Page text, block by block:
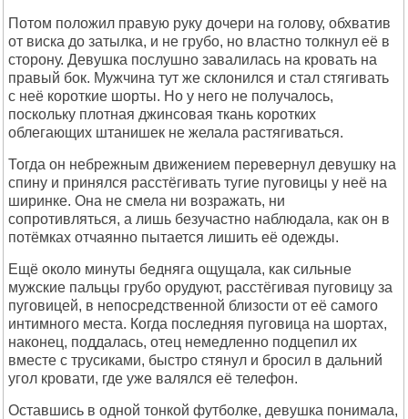
Потом положил правую руку дочери на голову, обхватив
от виска до затылка, и не грубо, но властно толкнул её в
сторону. Девушка послушно завалилась на кровать на
правый бок. Мужчина тут же склонился и стал стягивать
с неё короткие шорты. Но у него не получалось,
поскольку плотная джинсовая ткань коротких
облегающих штанишек не желала растягиваться.
Тогда он небрежным движением перевернул девушку на
спину и принялся расстёгивать тугие пуговицы у неё на
ширинке. Она не смела ни возражать, ни
сопротивляться, а лишь безучастно наблюдала, как он в
потёмках отчаянно пытается лишить её одежды.
Ещё около минуты бедняга ощущала, как сильные
мужские пальцы грубо орудуют, расстёгивая пуговицу за
пуговицей, в непосредственной близости от её самого
интимного места. Когда последняя пуговица на шортах,
наконец, поддалась, отец немедленно подцепил их
вместе с трусиками, быстро стянул и бросил в дальний
угол кровати, где уже валялся её телефон.
Оставшись в одной тонкой футболке, девушка понимала,